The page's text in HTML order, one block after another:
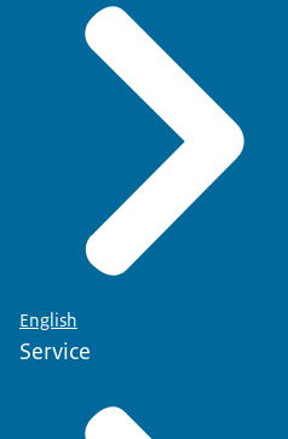
English
Service